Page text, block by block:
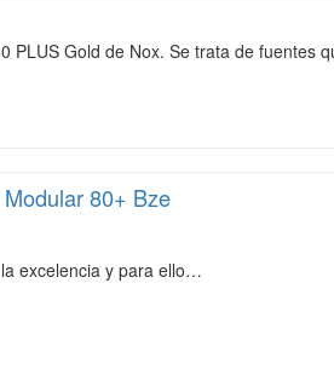
PLUS Gold de Nox. Se trata de fuentes
80+ Bze
excelencia y para ello…